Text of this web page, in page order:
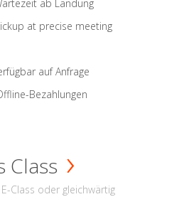
ab Landung
at precise meeting
auf Anfrage
Bezahlungen
Class
Class oder gleichwärtig